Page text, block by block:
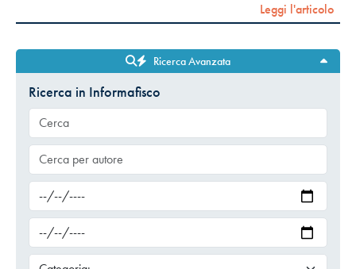
Leggi l'articolo
Ricerca Avanzata
Ricerca in Informafisco